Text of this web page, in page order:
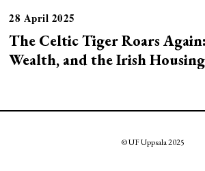
28 April 2025
The Celtic Tiger Roars
Wealth, and the Irish
© UF Uppsala 2025